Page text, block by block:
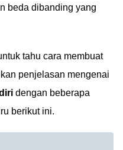
beda dibanding yang
tahu cara membuat
penjelasan mengenai
dengan beberapa
berikut ini.